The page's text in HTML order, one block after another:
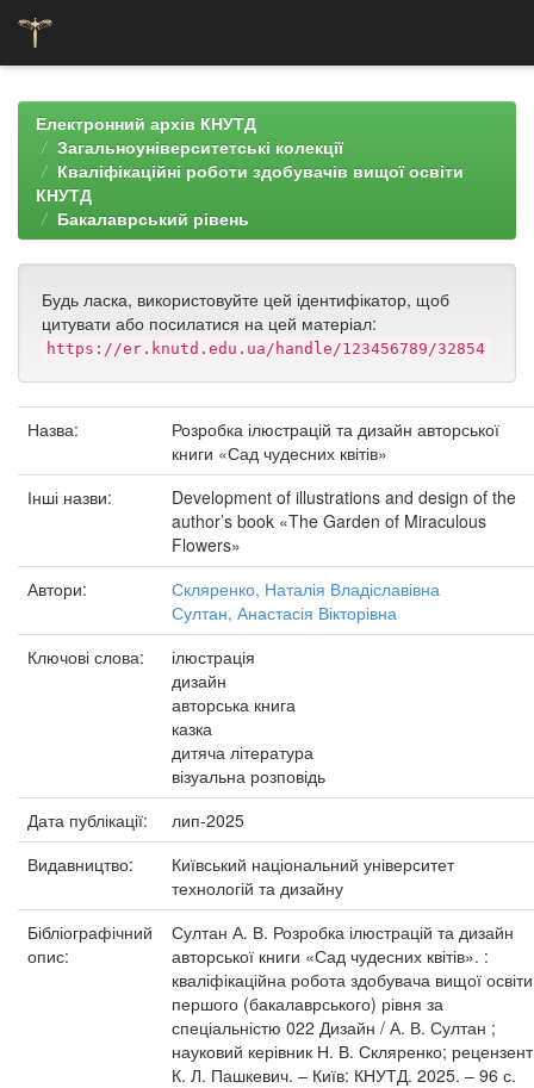
navigationЕлектронний архів КНУТД
Загальноуніверситетські колекції
Кваліфікаційні роботи здобувачів вищої освіти
КНУТД
Бакалаврський рівень
Будь ласка, використовуйте цей ідентифікатор, щоб
цитувати або посилатися на цей матеріал:
https://er.knutd.edu.ua/handle/123456789/32854
Назва:
Розробка ілюстрацій та дизайн авторської
книги «Сад чудесних квітів»
Інші назви:
Development of illustrations and design of the
author’s book «The Garden of Miraculous
Flowers»
Автори:
Скляренко, Наталія Владіславівна
Султан, Анастасія Вікторівна
Ключові слова:
ілюстрація
дизайн
авторська книга
казка
дитяча література
візуальна розповідь
Дата публікації:
лип-2025
Видавництво:
Київський національний університет
технологій та дизайну
Бібліографічний
опис:
Султан А. В. Розробка ілюстрацій та дизайн
авторської книги «Сад чудесних квітів». :
кваліфікаційна робота здобувача вищої освіти
першого (бакалаврського) рівня за
спеціальністю 022 Дизайн / А. В. Султан ;
науковий керівник Н. В. Скляренко; рецензент
К. Л. Пашкевич. – Київ: КНУТД. 2025. – 96 с.